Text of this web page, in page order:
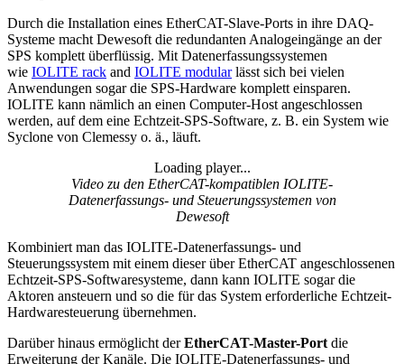
Durch die Installation eines EtherCAT-Slave-Ports in ihre DAQ-
Systeme macht Dewesoft die redundanten Analogeingänge an der
SPS komplett überflüssig. Mit Datenerfassungssystemen
wie IOLITE rack and IOLITE modularlässt sich bei vielen
Anwendungen sogar die SPS-Hardware komplett einsparen.
IOLITE kann nämlich an einen Computer-Host angeschlossen
werden, auf dem eine Echtzeit-SPS-Software, z. B. ein System wie
Syclone von Clemessy o. ä., läuft.
Loading player...
Loading video...
Video zu den EtherCAT-kompatiblen IOLITE-
Datenerfassungs- und Steuerungssystemen von
Dewesoft
Kombiniert man das IOLITE-Datenerfassungs- und
Steuerungssystem mit einem dieser über EtherCAT angeschlossenen
Echtzeit-SPS-Softwaresysteme, dann kann IOLITE sogar die
Aktoren ansteuern und so die für das System erforderliche Echtzeit-
Hardwaresteuerung übernehmen.
Darüber hinaus ermöglicht derEtherCAT-Master-Port die
Erweiterung der Kanäle. Die IOLITE-Datenerfassungs- und